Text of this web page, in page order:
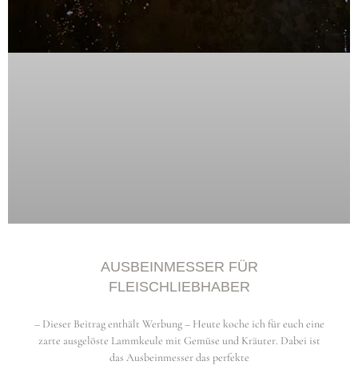
AUSBEINMESSER FÜR
FLEISCHLIEBHABER
– Dieser Beitrag enthält Werbung – Heute koche ich für euch eine
zarte ausgelöste Lammkeule mit Gemüse und Kräuter. Dabei ist
das Ausbeinmesser das perfekte